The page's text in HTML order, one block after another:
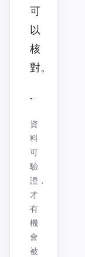
可
以
核
對。
資
料
可
驗
證，
才
有
機
會
被